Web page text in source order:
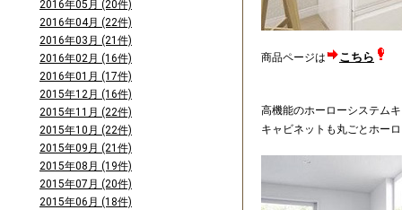
商品ページは こちら
高機能のホーローシステム
キャビネットも丸ごとホー
2016年05月 (20件)
2016年04月 (22件)
2016年03月 (21件)
2016年02月 (16件)
2016年01月 (17件)
2015年12月 (16件)
2015年11月 (22件)
2015年10月 (22件)
2015年09月 (21件)
2015年08月 (19件)
2015年07月 (20件)
2015年06月 (18件)